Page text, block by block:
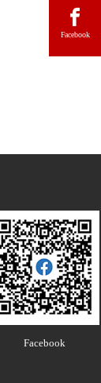
Facebook
Facebook